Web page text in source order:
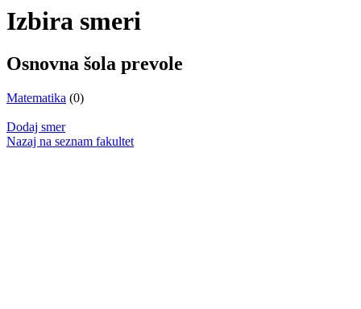
Izbira smeri
Osnovna šola prevole
Matematika (0)
Dodaj smer
Nazaj na seznam fakultet